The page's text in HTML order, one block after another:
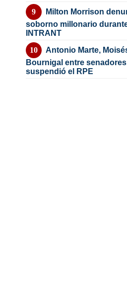
Milton Morrison
soborno millonario
INTRANT
Antonio Marte,
Bournigal entre
suspendió el RPE